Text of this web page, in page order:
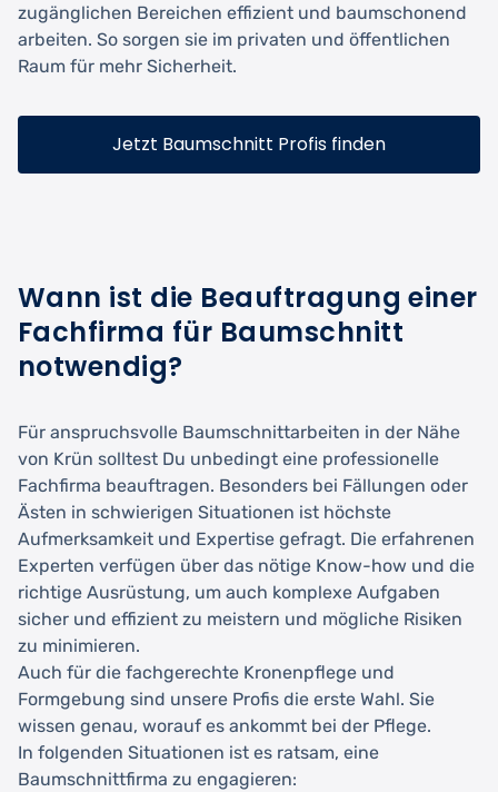
zugänglichen Bereichen effizient und baumschonend
arbeiten. So sorgen sie im privaten und öffentlichen
Raum für mehr Sicherheit.
Jetzt Baumschnitt Profis finden
Wann ist die Beauftragung einer
Fachfirma für Baumschnitt
notwendig?
Für anspruchsvolle Baumschnittarbeiten in der Nähe
von Krün solltest Du unbedingt eine professionelle
Fachfirma beauftragen. Besonders bei Fällungen oder
Ästen in schwierigen Situationen ist höchste
Aufmerksamkeit und Expertise gefragt. Die erfahrenen
Experten verfügen über das nötige Know-how und die
richtige Ausrüstung, um auch komplexe Aufgaben
sicher und effizient zu meistern und mögliche Risiken
zu minimieren.
Auch für die fachgerechte Kronenpflege und
Formgebung sind unsere Profis die erste Wahl. Sie
wissen genau, worauf es ankommt bei der Pflege.
In folgenden Situationen ist es ratsam, eine
Baumschnittfirma zu engagieren: